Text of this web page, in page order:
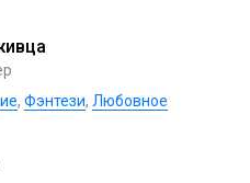
, Фэнтези, Любовное